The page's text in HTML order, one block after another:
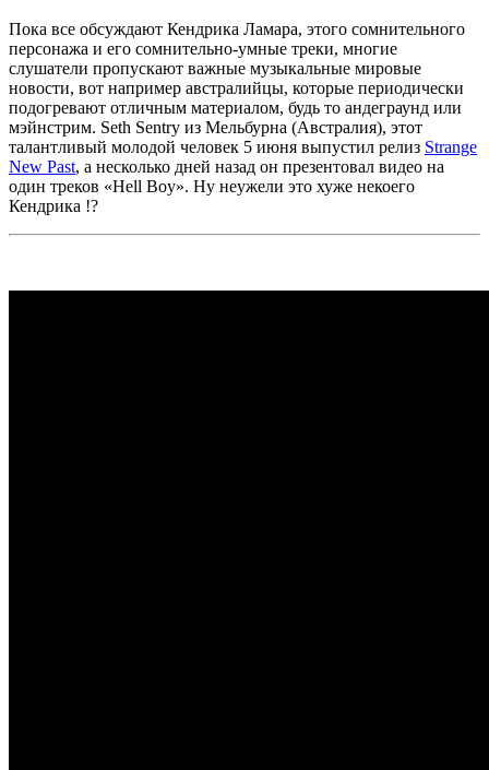
Пока все обсуждают Кендрика Ламара, этого сомнительного
персонажа и его сомнительно-умные треки, многие
слушатели пропускают важные музыкальные мировые
новости, вот например австралийцы, которые периодически
подогревают отличным материалом, будь то андеграунд или
мэйнстрим. Seth Sentry из Мельбурна (Австралия), этот
талантливый молодой человек 5 июня выпустил релиз Strange
New Past, а несколько дней назад он презентовал видео на
один треков «Hell Boy». Ну неужели это хуже некоего
Кендрика !?